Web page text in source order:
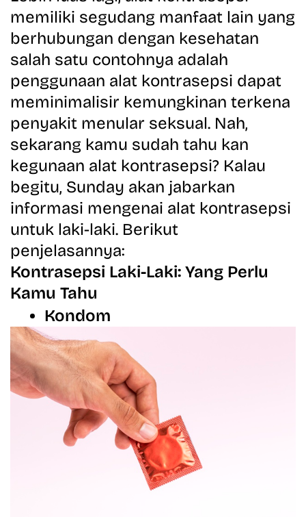
memiliki segudang manfaat lain yang
berhubungan dengan kesehatan
salah satu contohnya adalah
penggunaan alat kontrasepsi dapat
meminimalisir kemungkinan terkena
penyakit menular seksual. Nah,
sekarang kamu sudah tahu kan
kegunaan alat kontrasepsi? Kalau
begitu, Sunday akan jabarkan
informasi mengenai alat kontrasepsi
untuk laki-laki. Berikut
penjelasannya:
Kontrasepsi Laki-Laki: Yang Perlu
Kamu Tahu
Kondom